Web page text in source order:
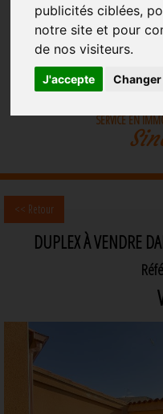
publicités ciblées,
notre site et pour
de nos visiteurs.
J'accepte
IMMOBILIER
SERVICE EN
<< Retour
DUPLEX À VENDRE